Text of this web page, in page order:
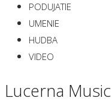
PODUJATIE
UMENIE
HUDBA
VIDEO
Lucerna